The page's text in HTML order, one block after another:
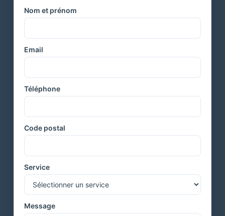
Nom et prénom
Email
Téléphone
Code postal
Service
Message